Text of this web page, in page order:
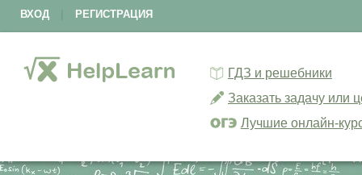
ВХОД РЕГИСТРАЦИЯ
ГДЗ и решебники
Заказать задачу или
Лучшие онлайн-